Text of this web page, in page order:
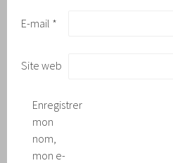
E-mail *
Site web
Enregistrer
mon
nom,
mon e-